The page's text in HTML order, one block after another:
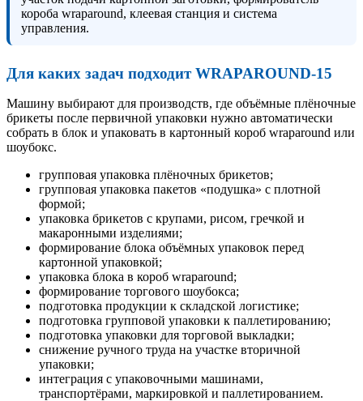
короба wraparound, клеевая станция и система
управления.
Для каких задач подходит WRAPAROUND-15
Машину выбирают для производств, где объёмные плёночные
брикеты после первичной упаковки нужно автоматически
собрать в блок и упаковать в картонный короб wraparound или
шоубокс.
групповая упаковка плёночных брикетов;
групповая упаковка пакетов «подушка» с плотной
формой;
упаковка брикетов с крупами, рисом, гречкой и
макаронными изделиями;
формирование блока объёмных упаковок перед
картонной упаковкой;
упаковка блока в короб wraparound;
формирование торгового шоубокса;
подготовка продукции к складской логистике;
подготовка групповой упаковки к паллетированию;
подготовка упаковки для торговой выкладки;
снижение ручного труда на участке вторичной
упаковки;
интеграция с упаковочными машинами,
транспортёрами, маркировкой и паллетированием.